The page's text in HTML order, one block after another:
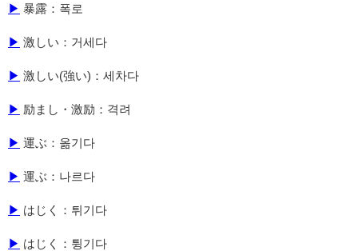
▶ 暴露：폭로
▶ 激しい：거세다
▶ 激しい(強い)：세차다
▶ 励まし・激励：격려
▶ 運ぶ：옮기다
▶ 運ぶ：나르다
▶ はじく：튀기다
▶ はじく：튕기다